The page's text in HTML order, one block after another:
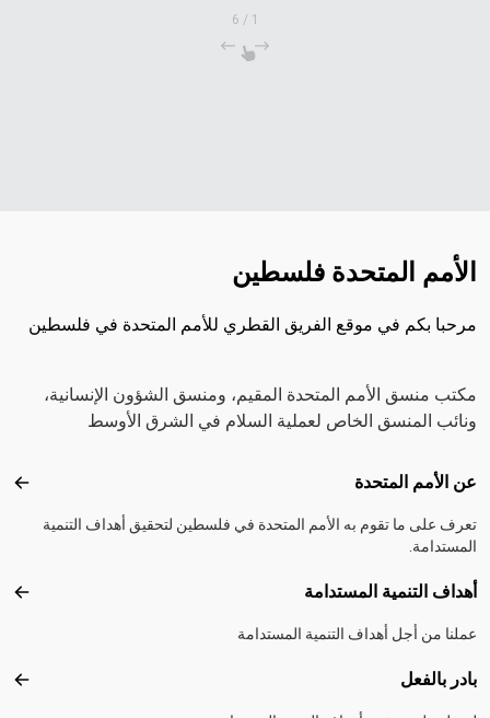
1
/
6
الأمم المتحدة فلسطين
مرحبا بكم في موقع الفريق القطري للأمم المتحدة في فلسطين
مكتب منسق الأمم المتحدة المقيم، ومنسق الشؤون الإنسانية،
ونائب المنسق الخاص لعملية السلام في الشرق الأوسط
Footer menu
عن الأمم المتحدة عن
تعرف على ما تقوم به الأمم المتحدة في فلسطين لتحقيق أهداف التنمية
المستدامة.
أهداف التنمية المستدامة
عملنا من أجل أهداف التنمية المستدامة
بادر بالفعل